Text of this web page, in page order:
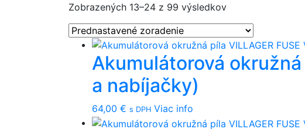
Zobrazených 13–24 z 99 výsledkov
Akumulátorová
a nabíjačky)
64,00 € s DPH Viac info